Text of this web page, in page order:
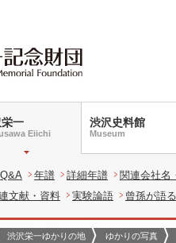
一
Eiichi
渋沢史料館
Museum
Q&A 年譜 詳細年譜 関連会社名
文献・資料
実験論語 曾孫が語る
渋沢栄一ゆかりの地 ゆかりの写真